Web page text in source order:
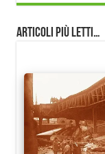
Articoli più Letti…